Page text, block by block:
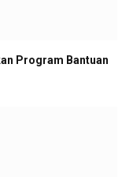
Program Bantuan